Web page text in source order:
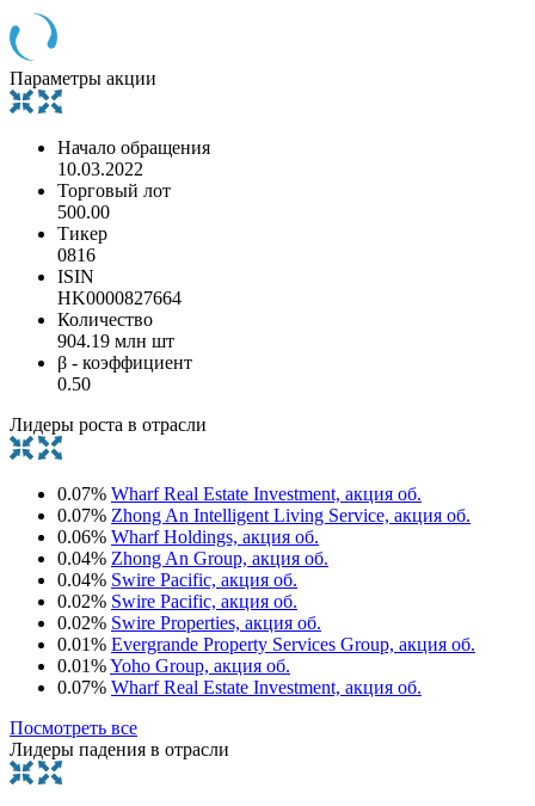
Параметры акции
Начало обращения
10.03.2022
Торговый лот
500.00
Тикер
0816
ISIN
HK0000827664
Количество
904.19 млн шт
β - коэффициент
0.50
Лидеры роста в отрасли
0.07% Wharf Real Estate Investment, акция об.
0.07% Zhong An Intelligent Living Service, акция об.
0.06% Wharf Holdings, акция об.
0.04% Zhong An Group, акция об.
0.04% Swire Pacific, акция об.
0.02% Swire Pacific, акция об.
0.02% Swire Properties, акция об.
0.01% Evergrande Property Services Group, акция об.
0.01%Yoho Group, акция об.
0.07% Wharf Real Estate Investment, акция об.
Посмотреть все
Лидеры падения в отрасли